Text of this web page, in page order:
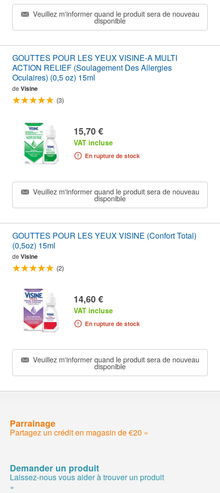
Veuillez m'informer quand le produit sera de nouveau
disponible
GOUTTES POUR LES YEUX VISINE-A MULTI
ACTION RELIEF (Soulagement Des Allergies
Oculaires) (0,5 oz) 15ml
de Visine
(3)
15,70 €
VAT incluse
En rupture de stock
Veuillez m'informer quand le produit sera de nouveau
disponible
GOUTTES POUR LES YEUX VISINE (Confort Total)
(0,5oz) 15ml
de Visine
(2)
14,60 €
VAT incluse
En rupture de stock
Veuillez m'informer quand le produit sera de nouveau
disponible
Parrainage
Partagez un crédit en magasin de €20 »
Demander un produit
Laissez-nous vous aider à trouver un produit
»